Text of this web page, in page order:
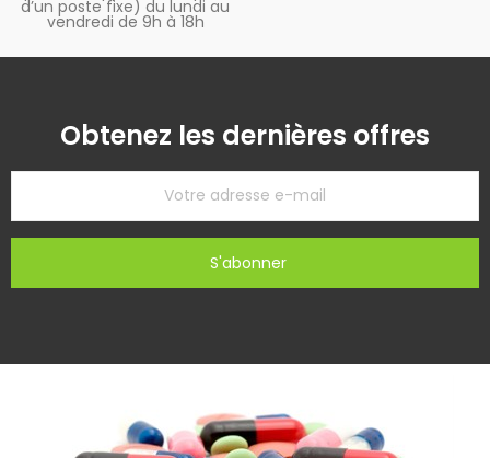
d’un poste fixe) du lundi au
vendredi de 9h à 18h
Obtenez les dernières offres
S'abonner